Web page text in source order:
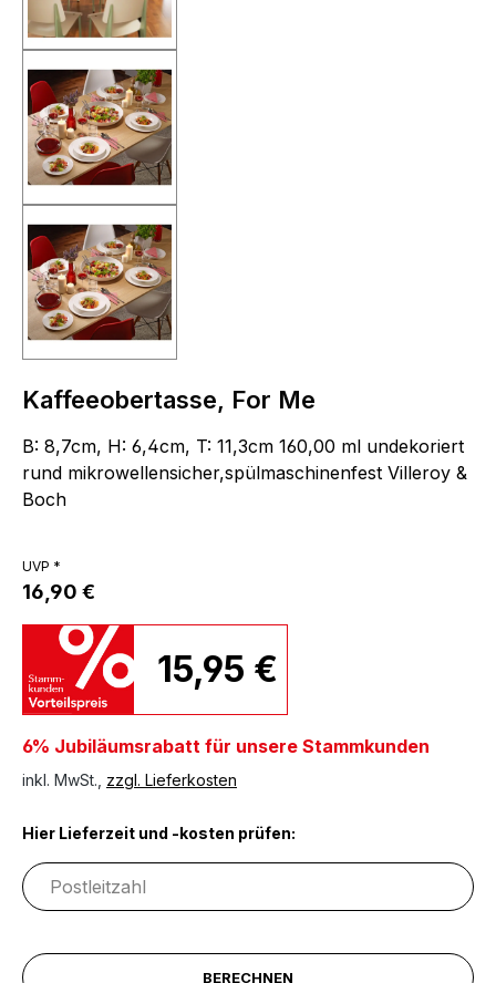
Kaffeeobertasse, For Me
B: 8,7cm, H: 6,4cm, T: 11,3cm 160,00 ml undekoriert
rund mikrowellensicher,spülmaschinenfest Villeroy &
Boch
UVP *
16,90 €
15,95 €
6% Jubiläumsrabatt für unsere Stammkunden
inkl. MwSt., zzgl. Lieferkosten
Hier Lieferzeit und -kosten prüfen:
BERECHNEN